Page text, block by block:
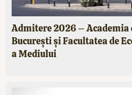
Admitere 2026 – Academia
București și Facultatea de
a Mediului